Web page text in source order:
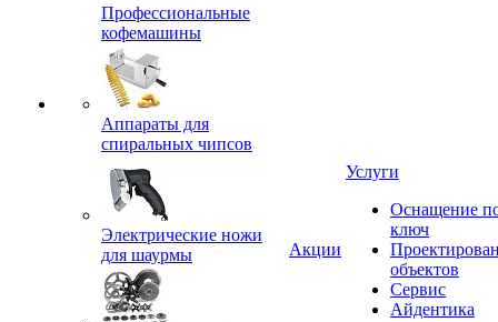
Профессиональные
кофемашины
Аппараты для
спиральных чипсов
Электрические ножи
для шаурмы
Акции
Услуги
Оснащение
ключ
объектов
Сервис
Айдентика